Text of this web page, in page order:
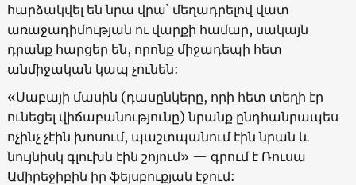
հարձակվել են նրա վրա՝ մեղադրելով վատ
առաջադիմության ու վարքի համար, սակայն
դրանք հարցեր են, որոնք միջադեպի հետ
անմիջական կապ չունեն:
«Սաբայի մասին (դասընկերը, որի հետ տեղի էր
ունեցել վիճաբանությունը) նրանք ընդհանրապես
ոչինչ չէին խոսում, պաշտպանում էին նրան և
նույնիսկ գլուխն էին շոյում» — գրում է Ռուսա
Ամիրեջիբին իր ֆեյսբուքյան էջում: